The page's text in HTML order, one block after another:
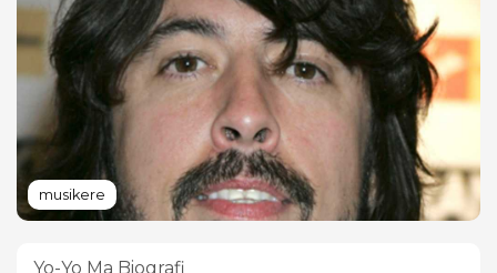
musikere
Yo-Yo Ma Biografi